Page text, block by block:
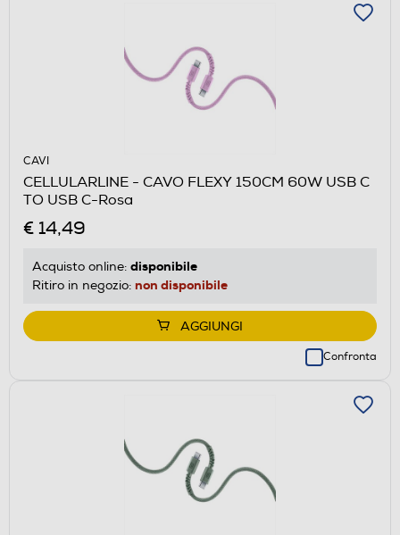
CAVI
CELLULARLINE - CAVO FLEXY 150CM 60W USB C
TO USB C-Rosa
€ 14,49
Acquisto online: disponibile
Ritiro in negozio: non disponibile
AGGIUNGI
Confronta